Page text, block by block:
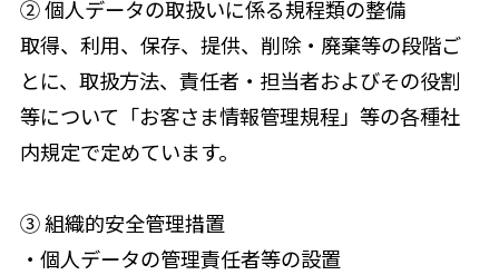
② 個人データの取扱いに係る規程類の整備
取得、利用、保存、提供、削除・廃棄等の段階ご
とに、取扱方法、責任者・担当者およびその役割
等について「お客さま情報管理規程」等の各種社
内規定で定めています。
③ 組織的安全管理措置
・個人データの管理責任者等の設置